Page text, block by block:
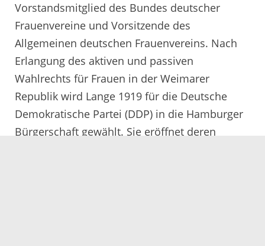
Vorstandsmitglied des Bundes deutscher
Frauenvereine und Vorsitzende des
Allgemeinen deutschen Frauenvereins. Nach
Erlangung des aktiven und passiven
Wahlrechts für Frauen in der Weimarer
Republik wird Lange 1919 für die Deutsche
Demokratische Partei (DDP) in die Hamburger
Bürgerschaft gewählt. Sie eröffnet deren